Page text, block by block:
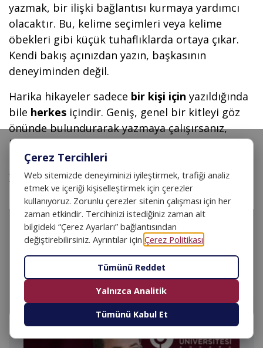
yazmak, bir ilişki bağlantısı kurmaya yardımcı
olacaktır. Bu, kelime seçimleri veya kelime
öbekleri gibi küçük tuhaflıklarda ortaya çıkar.
Kendi bakış açınızdan yazın, başkasının
deneyiminden değil.
Harika hikayeler sadece bir kişi için yazıldığında
bile herkes içindir. Geniş, genel bir kitleyi göz
önünde bulundurarak yazmaya çalışırsanız,
hikayeniz sahte görünecek ve duygudan yoksun
olacaktır. Kimse ilgilenmeyecek. Bir kişi için
yazın. Biri için gerçekse, geri kalanı için de
gerçektir.
TR
KURUMSAL · REKTÖRÜMÜZDEN
Rektörün Mesajı
Çerez Tercihleri
Web sitemizde deneyiminizi iyileştirmek, trafiği analiz
etmek ve içeriği kişiselleştirmek için çerezler
kullanıyoruz. Zorunlu çerezler sitenin çalışması için her
zaman etkindir. Tercihinizi istediğiniz zaman alt
bilgideki “Çerez Ayarları” bağlantısından
değiştirebilirsiniz. Ayrıntılar için Çerez Politikası
Tümünü Reddet
Yalnızca Analitik
Tümünü Kabul Et